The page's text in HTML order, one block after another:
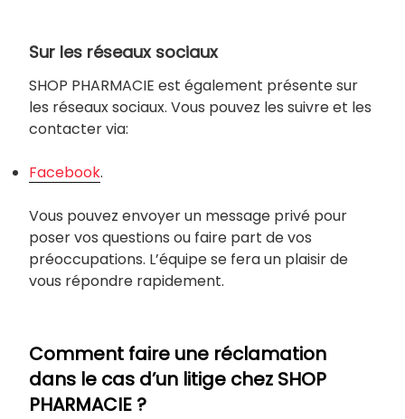
Sur les réseaux sociaux
SHOP PHARMACIE est également présente sur
les réseaux sociaux. Vous pouvez les suivre et les
contacter via:
Facebook.
Vous pouvez envoyer un message privé pour
poser vos questions ou faire part de vos
préoccupations. L’équipe se fera un plaisir de
vous répondre rapidement.
Comment faire une réclamation
dans le cas d’un litige chez SHOP
PHARMACIE ?